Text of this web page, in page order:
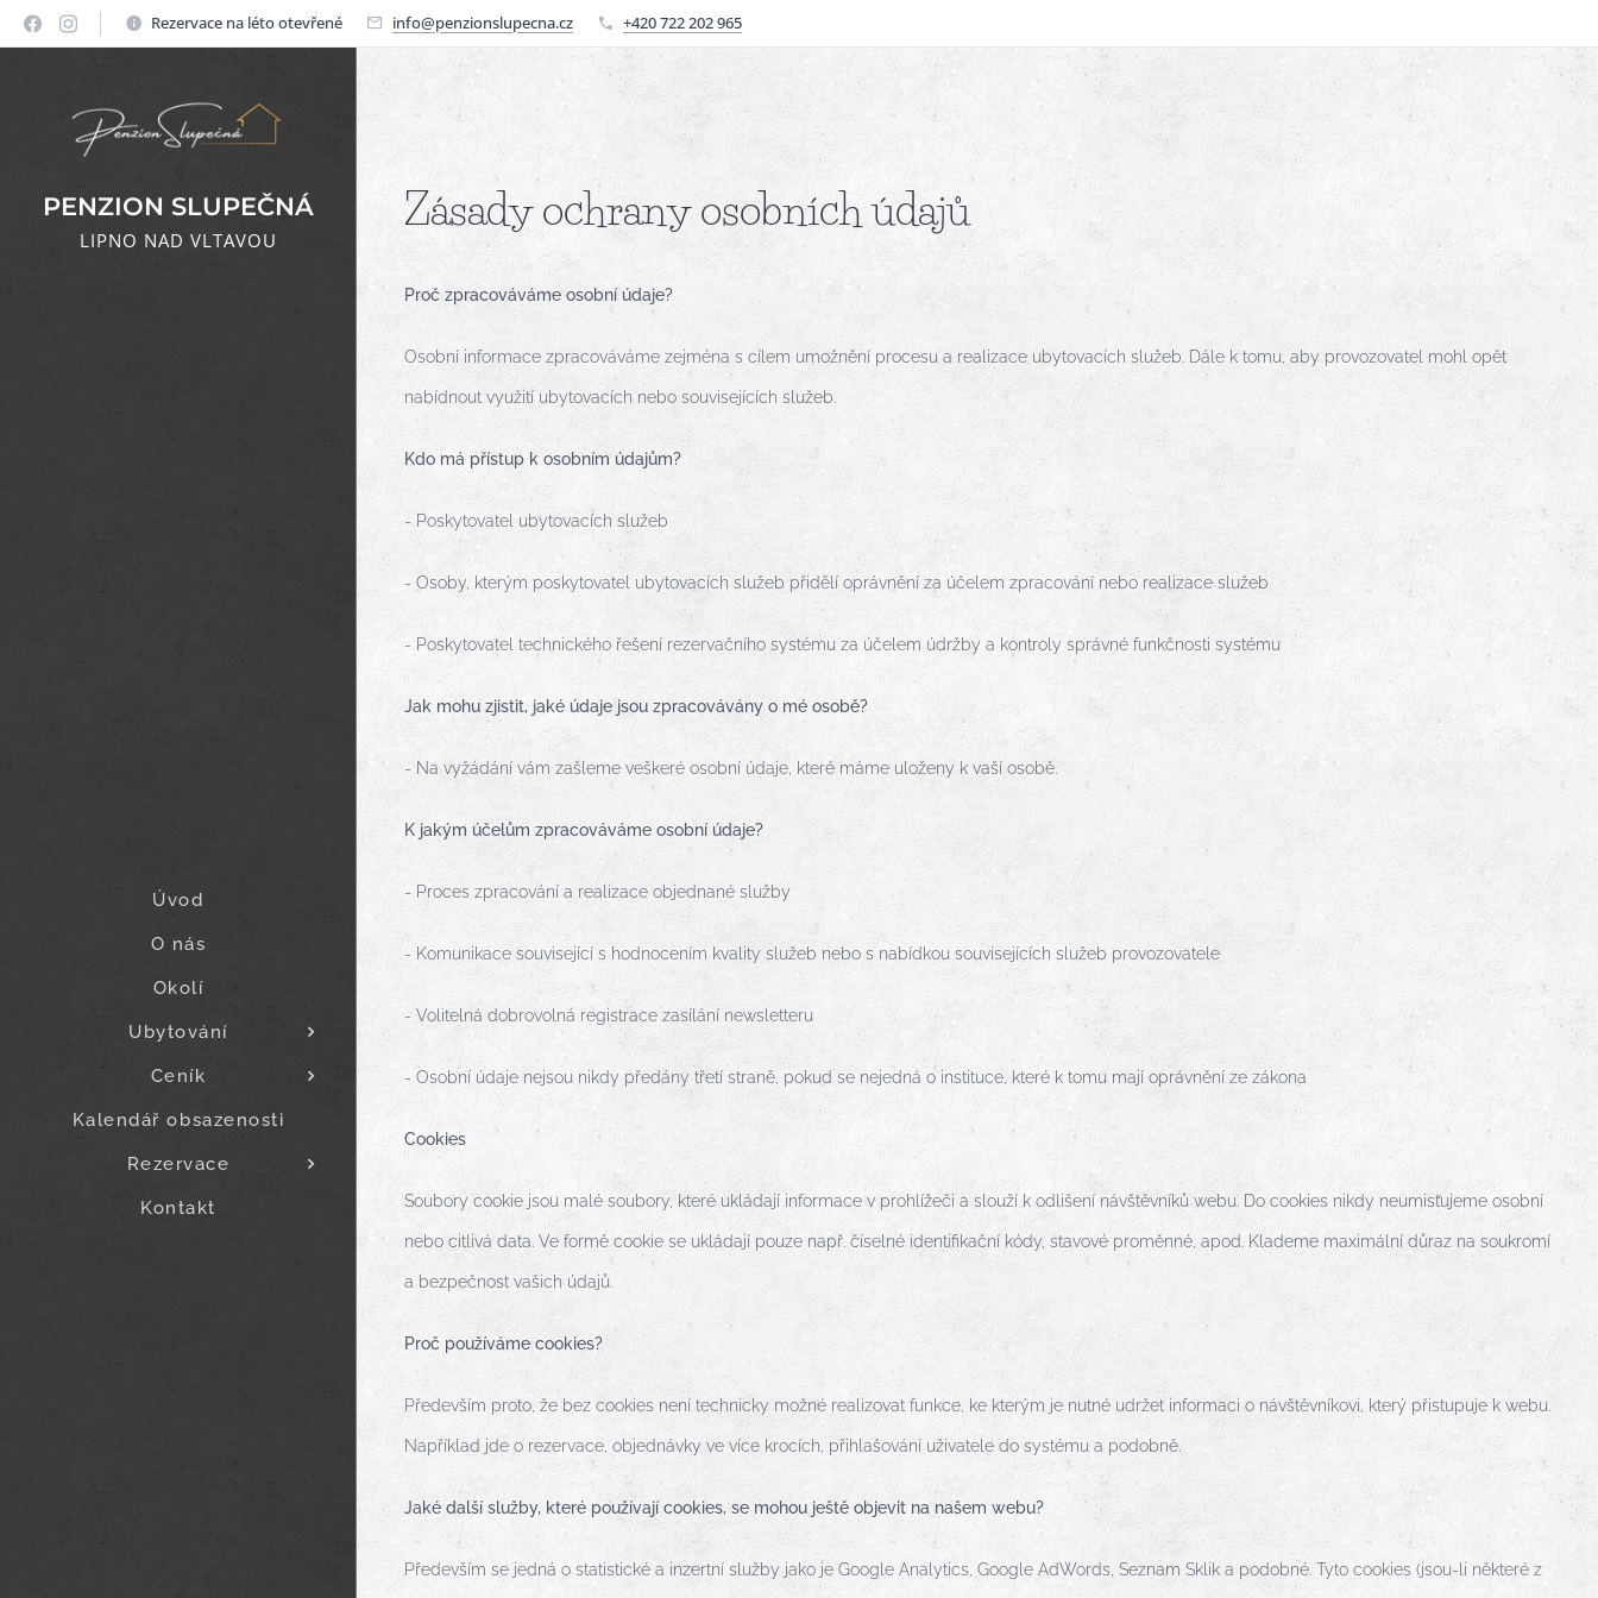
Rezervace na léto otevřené info@penzionslupecna.cz +420 722 202 965
PENZION SLUPEČNÁ
LIPNO NAD VLTAVOU
Úvod
O nás
Okolí
Ubytování
Ceník
Kalendář obsazenosti
Rezervace
Kontakt
Zásady ochrany osobních údajů
Proč zpracováváme osobní údaje?
Osobní informace zpracováváme zejména s cílem umožnění procesu a realizace ubytovacích služeb. Dále k tomu, aby provozovatel mohl opět
nabídnout využití ubytovacích nebo souvisejících služeb.
Kdo má přístup k osobním údajům?
- Poskytovatel ubytovacích služeb
- Osoby, kterým poskytovatel ubytovacích služeb přidělí oprávnění za účelem zpracování nebo realizace služeb
- Poskytovatel technického řešení rezervačního systému za účelem údržby a kontroly správné funkčnosti systému
Jak mohu zjistit, jaké údaje jsou zpracovávány o mé osobě?
- Na vyžádání vám zašleme veškeré osobní údaje, které máme uloženy k vaší osobě.
K jakým účelům zpracováváme osobní údaje?
- Proces zpracování a realizace objednané služby
- Komunikace související s hodnocením kvality služeb nebo s nabídkou souvisejících služeb provozovatele
- Volitelná dobrovolná registrace zasílání newsletteru
- Osobní údaje nejsou nikdy předány třetí straně, pokud se nejedná o instituce, které k tomu mají oprávnění ze zákona
Cookies
Soubory cookie jsou malé soubory, které ukládají informace v prohlížeči a slouží k odlišení návštěvníků webu. Do cookies nikdy neumisťujeme osobní
nebo citlivá data. Ve formě cookie se ukládají pouze např. číselné identifikační kódy, stavové proměnné, apod. Klademe maximální důraz na soukromí
a bezpečnost vašich údajů.
Proč používáme cookies?
Především proto, že bez cookies není technicky možné realizovat funkce, ke kterým je nutné udržet informaci o návštěvníkovi, který přistupuje k webu.
Například jde o rezervace, objednávky ve více krocích, přihlašování uživatele do systému a podobně.
Jaké další služby, které používají cookies, se mohou ještě objevit na našem webu?
Především se jedná o statistické a inzertní služby jako je Google Analytics, Google AdWords, Seznam Sklik a podobné. Tyto cookies (jsou-li některé z